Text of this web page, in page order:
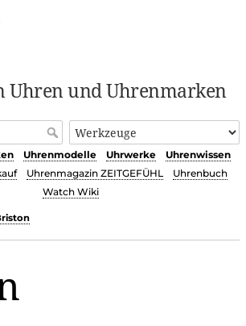
Uhren und Uhrenmarken
Uhrenmodelle Uhrwerke
Uhrenwissen
Uhrenmagazin ZEITGEFÜHL
Uhrenbuch
Watch Wiki